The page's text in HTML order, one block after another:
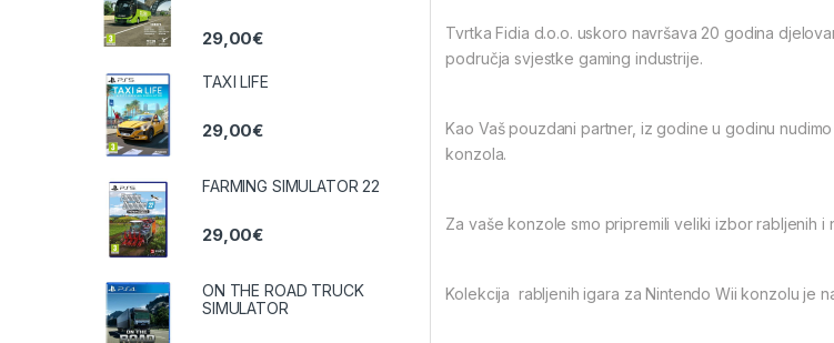
Tvrtka Fidia d.o.o. uskoro navršava 20 godina
područja svjestke gaming industrije.
Kao Vaš pouzdani partner, iz godine u godinu
konzola.
Za vaše konzole smo pripremili veliki izbor rabljenih i
Kolekcija rabljenih igara za Nintendo Wii konzolu je
29,00€
TAXI LIFE
29,00€
FARMING SIMULATOR 22
29,00€
ON THE ROAD TRUCK
SIMULATOR